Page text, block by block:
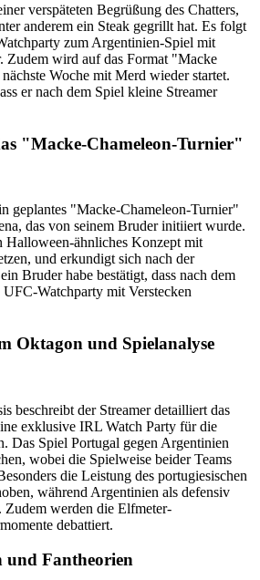
verspäteten Begrüßung des Chatters,
anderem ein Steak gegrillt hat. Es folgt
zum Argentinien-Spiel mit
Zudem wird auf das Format "Macke
Woche mit Merd wieder startet.
er nach dem Spiel kleine Streamer
"Macke-Chameleon-Turnier"
geplantes "Macke-Chameleon-Turnier"
das von seinem Bruder initiiert wurde.
Halloween-ähnliches Konzept mit
und erkundigt sich nach der
Bruder habe bestätigt, dass nach dem
Watchparty mit Verstecken
Oktagon und Spielanalyse
beschreibt der Streamer detailliert das
exklusive IRL Watch Party für die
Das Spiel Portugal gegen Argentinien
wobei die Spielweise beider Teams
die Leistung des portugiesischen
während Argentinien als defensiv
werden die Elfmeter-
debattiert.
und Fantheorien